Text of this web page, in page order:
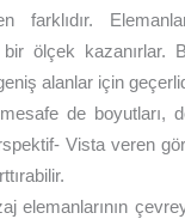
farklıdır.
bir ölçek kazanırlar.
alanlar için
de boyutları,
Vista veren
elemanlarının